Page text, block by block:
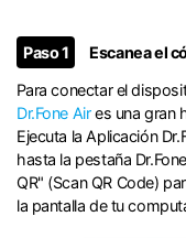
Paso 1
Escanea el
󠀰Para conectar el
Dr.Fone Aires una gran
Ejecuta la Aplicación
hasta la pestaña
QR" (Scan QR Code)
la pantalla de tu